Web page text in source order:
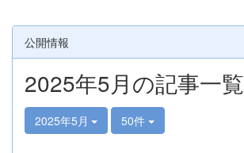
公開情報
2025年5月の記事一覧
2025年5月 50件